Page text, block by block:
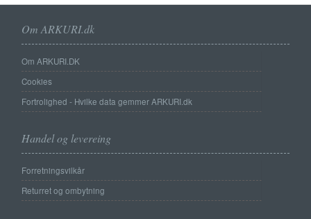
Om ARKURI.dk
Om ARKURI.DK
Cookies
Fortrolighed - Hvilke data gemmer ARKURI.dk
Handel og levereing
Forretningsvilkår
Returret og ombytning